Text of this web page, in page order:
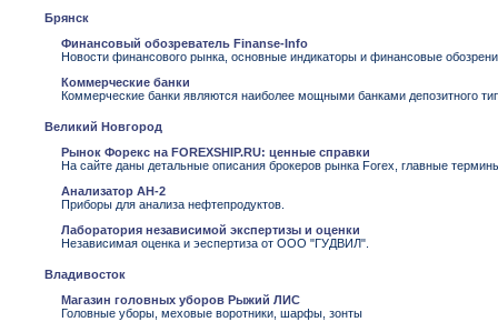
Брянск
Финансовый обозреватель Finanse-Info
Новости финансового рынка, основные индикаторы и финансовые
Коммерческие банки
Коммерческие банки являются наиболее мощными банками депозитного
Великий Новгород
Рынок Форекс на FOREXSHIP.RU: ценные справки
На сайте даны детальные описания брокеров рынка Forex, главные
Анализатор АН-2
Приборы для анализа нефтепродуктов.
Лаборатория независимой экспертизы и оценки
Независимая оценка и эеспертиза от ООО "ГУДВИЛ".
Владивосток
Магазин головных уборов Рыжий ЛИС
Головные уборы, меховые воротники, шарфы, зонты